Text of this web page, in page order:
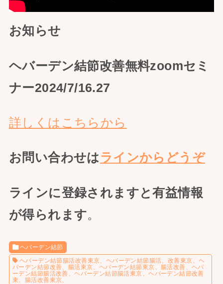
お知らせ
ヘバーデン結節改善無料zoomセミ
ナー2024/7/16.27
詳しくはこちらから
お問い合わせはラインからどうぞ
ラインに登録されますと有益情報
が得られます。
ヘバーデン結節
ヘバーデン結節腸活改善東京、ヘバーデン結節腸活、改善東京、ヘ
バーデン結節改善、腸活東京、ヘバーデン結節東京、腸活改善、ヘバ
ーデン結節腸活改善、ヘバーデン結節腸活東京、ヘバーデン結節改善
東、腸活改善東京、